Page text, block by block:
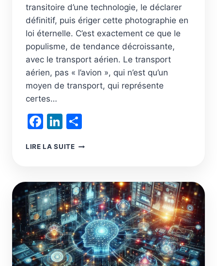
transitoire d’une technologie, le déclarer
définitif, puis ériger cette photographie en
loi éternelle. C’est exactement ce que le
populisme, de tendance décroissante,
avec le transport aérien. Le transport
aérien, pas « l’avion », qui n’est qu’un
moyen de transport, qui représente
certes…
Facebook
LinkedIn
LIRE LA SUITELA
AÉRIEN